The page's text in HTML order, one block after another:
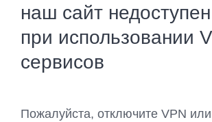
наш сайт недоступен
при использовании
сервисов
Пожалуйста, отключите VPN или